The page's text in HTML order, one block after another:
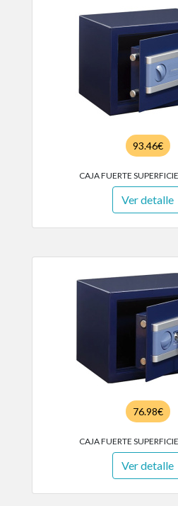
93.46€
CAJA FUERTE
Ver detalle
76.98€
CAJA FUERTE
Ver detalle